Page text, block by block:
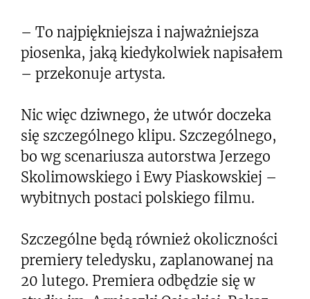
– To najpiękniejsza i najważniejsza
piosenka, jaką kiedykolwiek napisałem
– przekonuje artysta.
Nic więc dziwnego, że utwór doczeka
się szczególnego klipu. Szczególnego,
bo wg scenariusza autorstwa Jerzego
Skolimowskiego i Ewy Piaskowskiej –
wybitnych postaci polskiego filmu.
Szczególne będą również okoliczności
premiery teledysku, zaplanowanej na
20 lutego. Premiera odbędzie się w